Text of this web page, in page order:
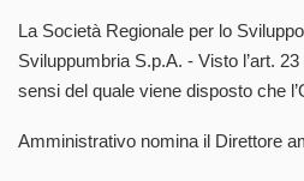
La Società Regionale per lo
Sviluppumbria S.p.A. - Visto l’art.
sensi del quale viene disposto che
Amministrativo nomina il Direttore